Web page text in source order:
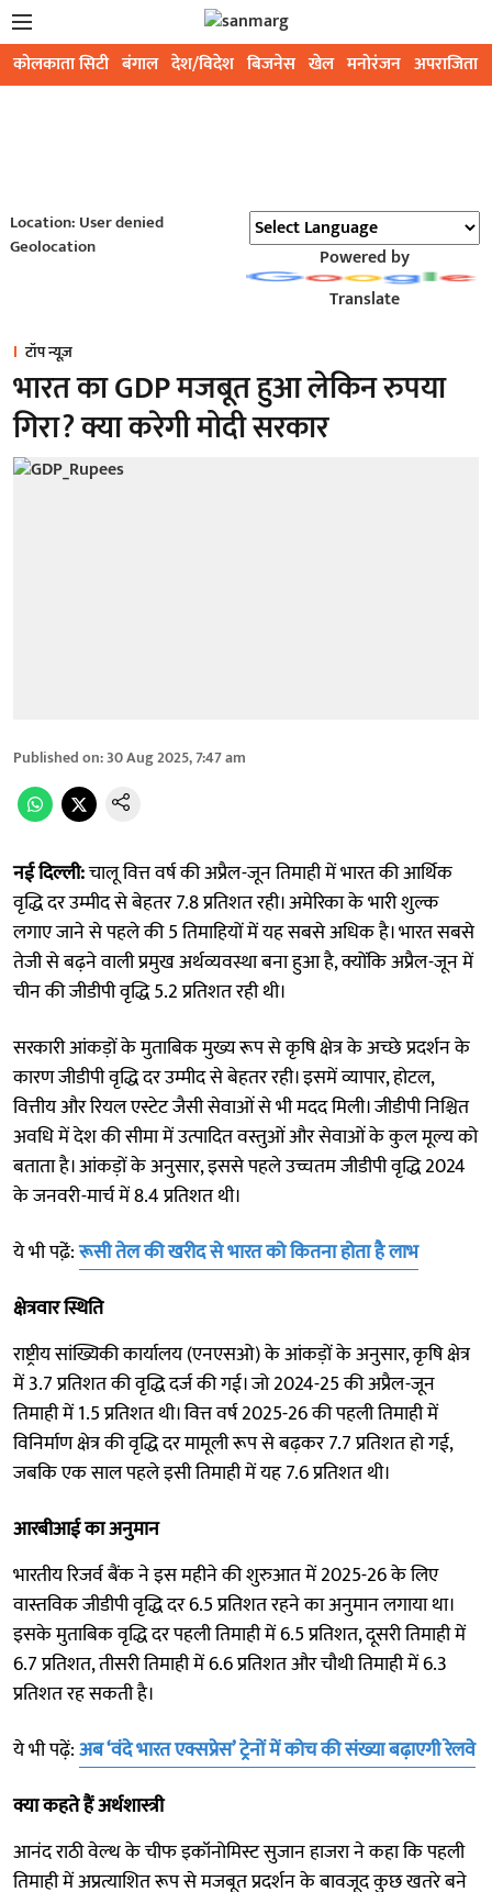
कोलकाता सिटी बंगाल देश/विदेश बिजनेस खेल मनोरंजन अपराजिता
Location: User denied
Geolocation
Powered by
Translate
टॉप न्यूज़
भारत का GDP मजबूत हुआ लेकिन रुपया
गिरा? क्या करेगी मोदी सरकार
Published on:30 Aug 2025, 7:47 am
नई दिल्ली:चालू वित्त वर्ष की अप्रैल-जून तिमाही में भारत की आर्थिक
वृद्धि दर उम्मीद से बेहतर 7.8 प्रतिशत रही। अमेरिका के भारी शुल्क
लगाए जाने से पहले की 5 तिमाहियों में यह सबसे अधिक है। भारत सबसे
तेजी से बढ़ने वाली प्रमुख अर्थव्यवस्था बना हुआ है, क्योंकि अप्रैल-जून में
चीन की जीडीपी वृद्धि 5.2 प्रतिशत रही थी।
सरकारी आंकड़ों के मुताबिक मुख्य रूप से कृषि क्षेत्र के अच्छे प्रदर्शन के
कारण जीडीपी वृद्धि दर उम्मीद से बेहतर रही। इसमें व्यापार, होटल,
वित्तीय और रियल एस्टेट जैसी सेवाओं से भी मदद मिली। जीडीपी निश्चित
अवधि में देश की सीमा में उत्पादित वस्तुओं और सेवाओं के कुल मूल्य को
बताता है। आंकड़ों के अनुसार, इससे पहले उच्चतम जीडीपी वृद्धि 2024
के जनवरी-मार्च में 8.4 प्रतिशत थी।
ये भी पढे़ं:रूसी तेल की खरीद से भारत को कितना होता है लाभ
क्षेत्रवार स्थिति
राष्ट्रीय सांख्यिकी कार्यालय (एनएसओ) के आंकड़ों के अनुसार, कृषि क्षेत्र
में 3.7 प्रतिशत की वृद्धि दर्ज की गई। जो 2024-25 की अप्रैल-जून
तिमाही में 1.5 प्रतिशत थी। वित्त वर्ष 2025-26 की पहली तिमाही में
विनिर्माण क्षेत्र की वृद्धि दर मामूली रूप से बढ़कर 7.7 प्रतिशत हो गई,
जबकि एक साल पहले इसी तिमाही में यह 7.6 प्रतिशत थी।
आरबीआई का अनुमान
भारतीय रिजर्व बैंक ने इस महीने की शुरुआत में 2025-26 के लिए
वास्तविक जीडीपी वृद्धि दर 6.5 प्रतिशत रहने का अनुमान लगाया था।
इसके मुताबिक वृद्धि दर पहली तिमाही में 6.5 प्रतिशत, दूसरी तिमाही में
6.7 प्रतिशत, तीसरी तिमाही में 6.6 प्रतिशत और चौथी तिमाही में 6.3
प्रतिशत रह सकती है।
ये भी पढ़ें:अब ‘वंदे भारत एक्सप्रेस’ ट्रेनों में कोच की संख्या बढ़ाएगी रेलवे
क्या कहते हैं अर्थशास्त्री
आनंद राठी वेल्‍थ के चीफ इकॉनोमिस्ट सुजान हाजरा ने कहा कि पहली
तिमाही में अप्रत्याशित रूप से मजबूत प्रदर्शन के बावजूद कुछ खतरे बने